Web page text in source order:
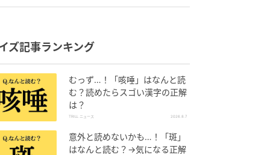
ズ記事ランキング
むっず…！「咳唾」はなんと読
む？読めたらスゴい漢字の正解
は？
TRILL ニュース 2026.8.7
意外と読めないかも…！「斑」
はなんと読む？→気になる正解